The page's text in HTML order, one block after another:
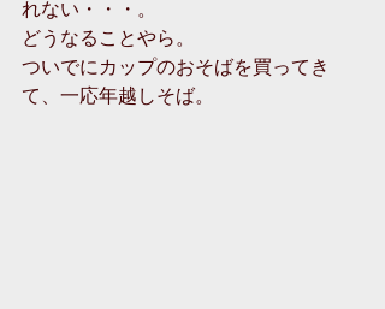
れない・・・。
どうなることやら。
ついでにカップのおそばを買ってき
て、一応年越しそば。